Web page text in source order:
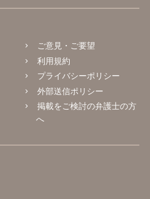
ご意見・ご要望
利用規約
プライバシーポリシー
外部送信ポリシー
掲載をご検討の弁護士の方
へ